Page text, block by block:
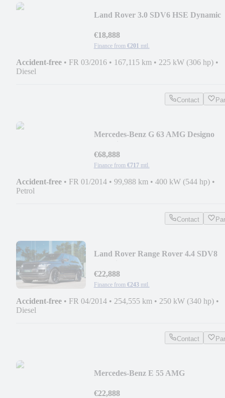
Land Rover 3.0 SDV6 HSE Dynamic
€18,888
Finance from €201 mtl.
Accident-free • FR 03/2016 • 167,115 km • 225 kW (306 hp) •
Diesel
Contact
Mercedes-Benz G 63 AMG Designo
€68,888
Finance from €717 mtl.
Accident-free • FR 01/2014 • 99,988 km • 400 kW (544 hp) •
Petrol
Contact
Land Rover Range Rover 4.4 SDV8
€22,888
Finance from €243 mtl.
Accident-free • FR 04/2014 • 254,555 km • 250 kW (340 hp) •
Diesel
Contact
Mercedes-Benz E 55 AMG
€22,888